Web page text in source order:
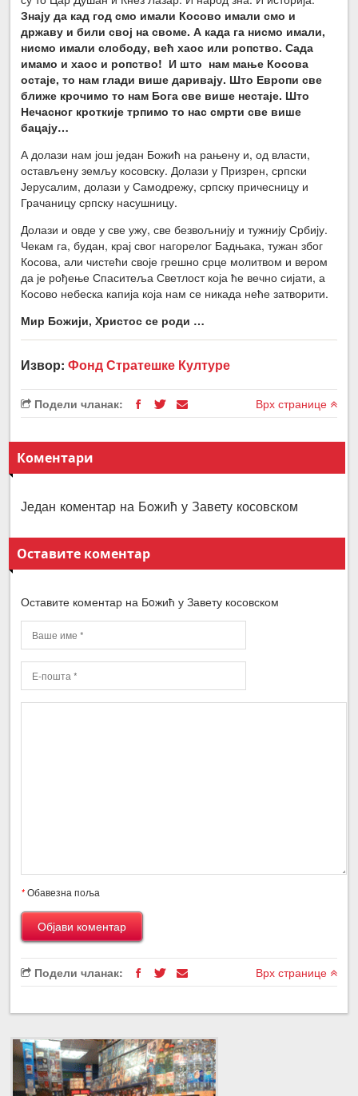
Знају да кад год смо имали Косово имали смо и
државу и били свој на своме. А када га нисмо имали,
нисмо имали слободу, већ хаос или ропство. Сада
имамо и хаос и ропство! И што нам мање Косова
остаје, то нам глади више даривају. Што Европи све
ближе крочимо то нам Бога све више нестаје. Што
Нечасног кроткије трпимо то нас смрти све више
бацају…
А долази нам још један Божић на рањену и, од власти,
остављену земљу косовску. Долази у Призрен, српски
Јерусалим, долази у Самодрежу, српску причесницу и
Грачаницу српску насушницу.
Долази и овде у све ужу, све безвољнију и тужнију Србију.
Чекам га, будан, крај свог нагорелог Бадњака, тужан због
Косова, али чистећи своје грешно срце молитвом и вером
да је рођење Спаситеља Светлост која ће вечно сијати, а
Косово небеска капија која нам се никада неће затворити.
Мир Божији, Христос се роди …
Извор:Фонд Стратешке Културе
Подели чланак: Врх странице
Коментари
Један коментар на Бoжић у Завету косовском
Оставите коментар
Оставите коментар на Бoжић у Завету косовском
*Обавезна поља
Подели чланак: Врх странице